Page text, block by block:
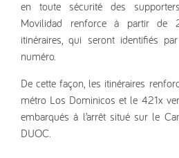
en toute sécurité des
Movilidad renforce à partir de
itinéraires, qui seront identifiés
numéro.
De cette façon, les itinéraires
métro Los Dominicos et le 421x
embarqués à l’arrêt situé sur le
DUOC.